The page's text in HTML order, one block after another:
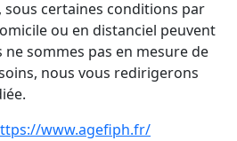
sous certaines conditions par
ou en distanciel peuvent
sommes pas en mesure de
nous vous redirigerons
www.agefiph.fr/